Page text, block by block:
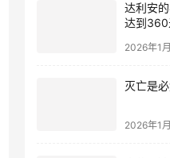
达利安
达到360
2026年1
灭亡是必
2026年1